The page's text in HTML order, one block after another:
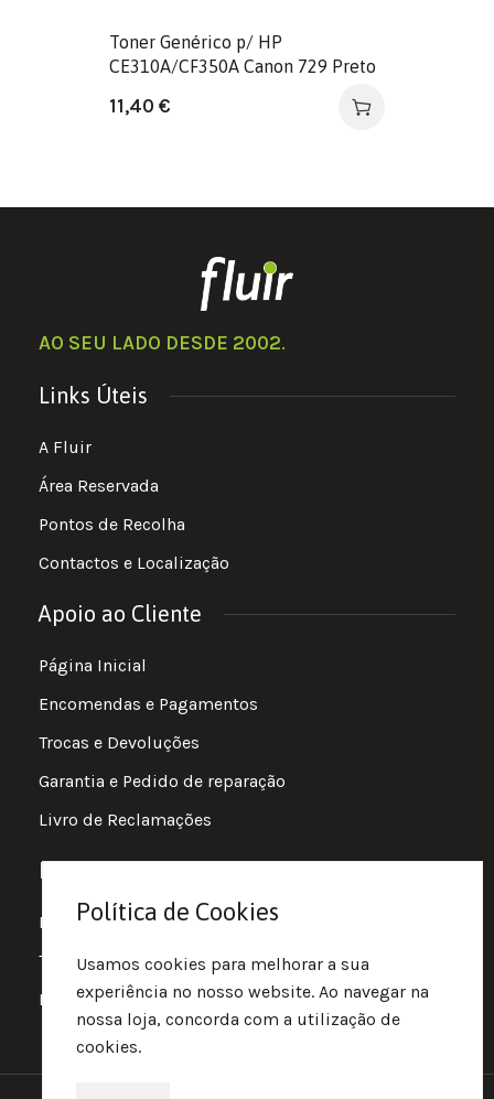
Toner Genérico p/ HP
CE310A/CF350A Canon 729 Preto
11,40 €
AO SEU LADO DESDE 2002.
Links Úteis
A Fluir
Área Reservada
Pontos de Recolha
Contactos e Localização
Apoio ao Cliente
Página Inicial
Encomendas e Pagamentos
Trocas e Devoluções
Garantia e Pedido de reparação
Livro de Reclamações
Informações
Política de Privacidade
Termos e Condições
Política de Cookies
Política de Cookies
Usamos cookies para melhorar a sua
experiência no nosso website. Ao navegar na
nossa loja, concorda com a utilização de
cookies.